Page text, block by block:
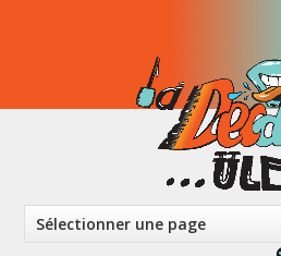
Sélectionner une page